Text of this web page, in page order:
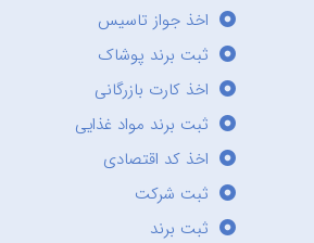
اخذ جواز تاسیس
ثبت برند پوشاک
اخذ کارت بازرگانی
ثبت برند مواد غذایی
اخذ کد اقتصادی
ثبت شرکت
ثبت برند